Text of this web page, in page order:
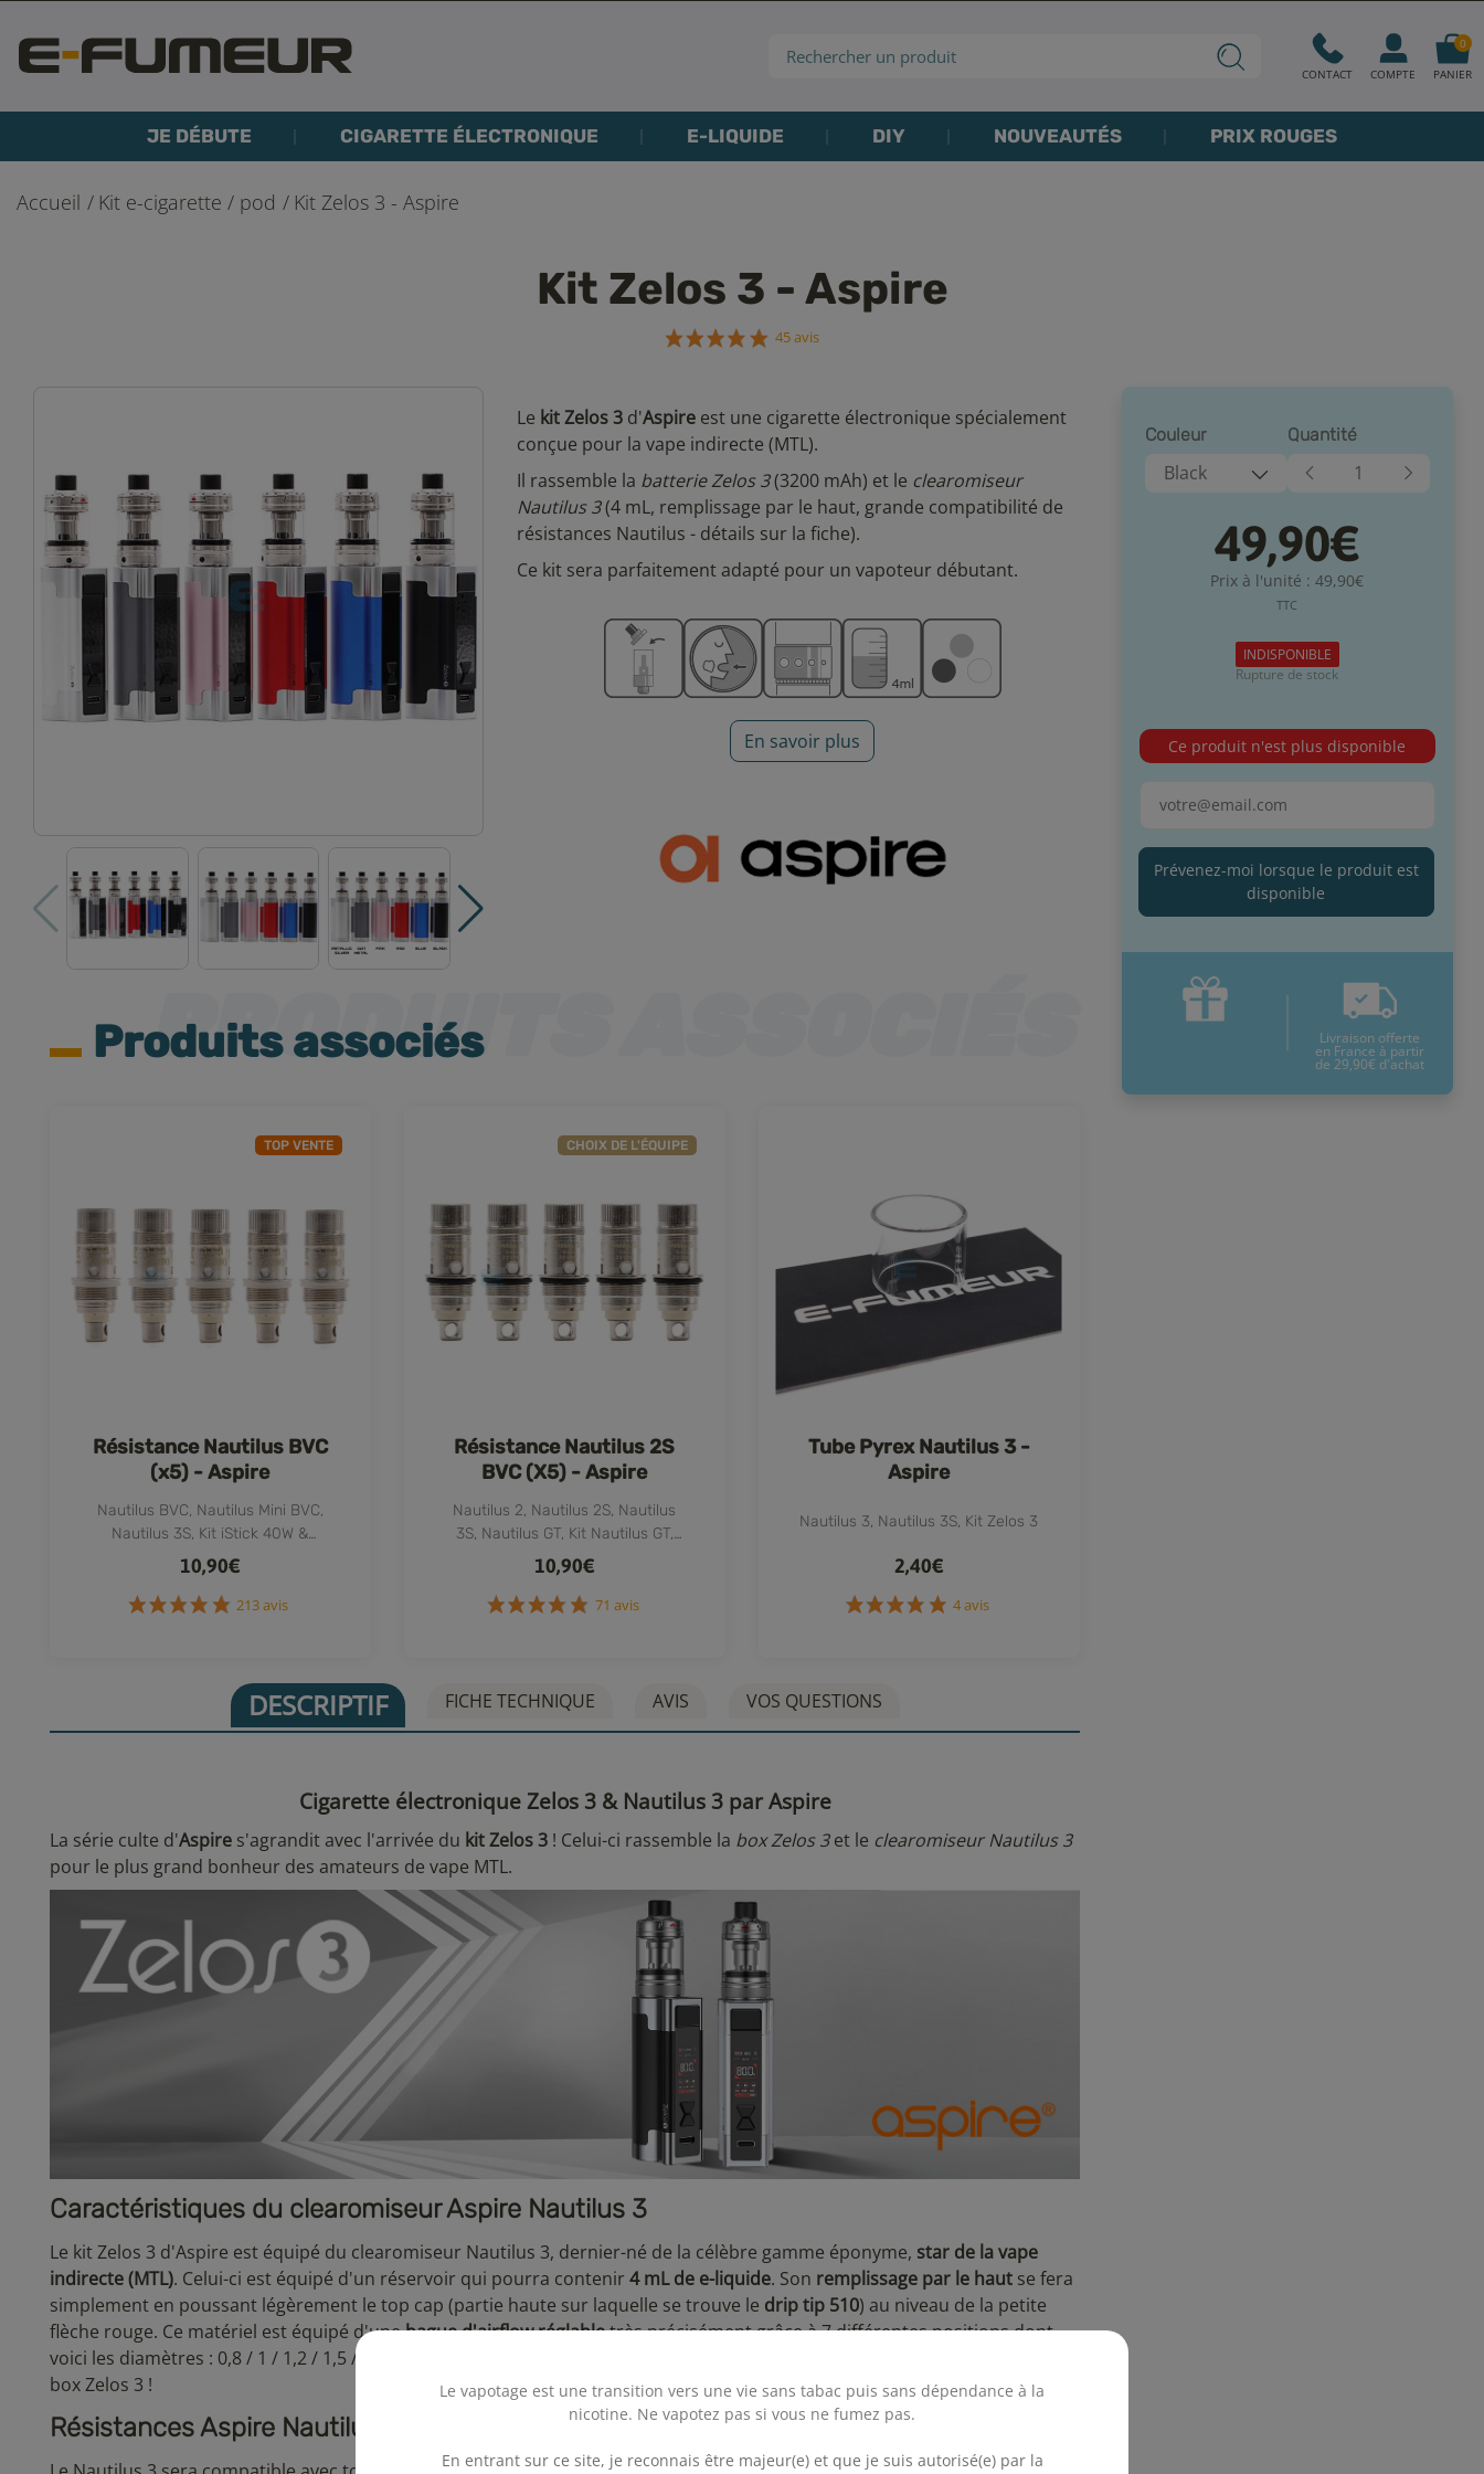
Le vapotage est une transition vers une vie sans tabac puis sans dépendance à la
nicotine. Ne vapotez pas si vous ne fumez pas.
En entrant sur ce site, je reconnais être majeur(e) et que je suis autorisé(e) par la
CONTACT COMPTE PANIER
0
JE DÉBUTE CIGARETTE ÉLECTRONIQUE E-LIQUIDE DIY NOUVEAUTÉS PRIX ROUGES
Accueil Kit e-cigarette / pod Kit Zelos 3 - Aspire
Kit Zelos 3 - Aspire
45 avis
Le kit Zelos 3d'Aspireest une cigarette électronique spécialement
conçue pour la vape indirecte (MTL).
Il rassemble la batterie Zelos 3(3200 mAh) et le clearomiseur
Nautilus 3(4 mL, remplissage par le haut, grande compatibilité de
résistances Nautilus - détails sur la fiche).
Ce kit sera parfaitement adapté pour un vapoteur débutant.
En savoir plus
Couleur
Black
Quantité
49,90€
Prix à l'unité : 49,90€
TTC
INDISPONIBLE
Rupture de stock
Ce produit n'est plus disponible
Prévenez-moi lorsque le produit est
disponible
Livraison offerte
en France à partir
de 29,90€ d'achat
Produits associés
TOP VENTE
Résistance Nautilus BVC
(x5) - Aspire
Nautilus BVC, Nautilus Mini BVC,
Nautilus 3S, Kit iStick 40W &
Nautilus Mini, K3, Nautilus 2,
Nautilus 2S, Nautilus GT
10,90€
CHOIX DE L'ÉQUIPE
Résistance Nautilus 2S
BVC (X5) - Aspire
Nautilus 2, Nautilus 2S, Nautilus
3S, Nautilus GT, Kit Nautilus GT,
Nautilus GT Mini, Pod Nautilus
Prime / X
10,90€
Tube Pyrex Nautilus 3 -
Aspire
Nautilus 3, Nautilus 3S, Kit Zelos 3
2,40€
DESCRIPTIF FICHE TECHNIQUE AVIS VOS QUESTIONS
Cigarette électronique Zelos 3 & Nautilus 3 par Aspire
La série culte d'Aspire s'agrandit avec l'arrivée du kit Zelos 3 ! Celui-ci rassemble la box Zelos 3et le clearomiseur Nautilus 3
pour le plus grand bonheur des amateurs de vape MTL.
Caractéristiques du clearomiseur Aspire Nautilus 3
Le kit Zelos 3 d'Aspire est équipé du clearomiseur Nautilus 3, dernier-né de la célèbre gamme éponyme, star de la vape
indirecte (MTL). Celui-ci est équipé d'un réservoir qui pourra contenir 4 mL de e-liquide. Son remplissage par le haut se fera
simplement en poussant légèrement le top cap (partie haute sur laquelle se trouve le drip tip 510) au niveau de la petite
flèche rouge. Ce matériel est équipé d'unebague d'airflow réglabletrès précisément grâce à 7 différentes positions dont
voici les diamètres : 0,8 / 1 / 1,2 / 1,5 / 1,8 / 2,5 / 3 mm. Le diamètre de 24 mm du clearomiseur Nautilus 3 sera idéal sur la
box Zelos 3 !
Résistances Aspire Nautilus compatibles